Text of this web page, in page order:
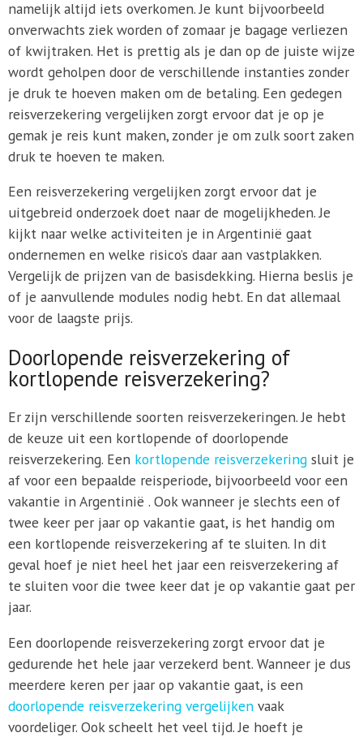
namelijk altijd iets overkomen. Je kunt bijvoorbeeld
onverwachts ziek worden of zomaar je bagage verliezen
of kwijtraken. Het is prettig als je dan op de juiste wijze
wordt geholpen door de verschillende instanties zonder
je druk te hoeven maken om de betaling. Een gedegen
reisverzekering vergelijken zorgt ervoor dat je op je
gemak je reis kunt maken, zonder je om zulk soort zaken
druk te hoeven te maken.
Een reisverzekering vergelijken zorgt ervoor dat je
uitgebreid onderzoek doet naar de mogelijkheden. Je
kijkt naar welke activiteiten je in Argentinië gaat
ondernemen en welke risico’s daar aan vastplakken.
Vergelijk de prijzen van de basisdekking. Hierna beslis je
of je aanvullende modules nodig hebt. En dat allemaal
voor de laagste prijs.
Doorlopende reisverzekering of
kortlopende reisverzekering?
Er zijn verschillende soorten reisverzekeringen. Je hebt
de keuze uit een kortlopende of doorlopende
reisverzekering. Een kortlopende reisverzekeringsluit je
af voor een bepaalde reisperiode, bijvoorbeeld voor een
vakantie in Argentinië . Ook wanneer je slechts een of
twee keer per jaar op vakantie gaat, is het handig om
een kortlopende reisverzekering af te sluiten. In dit
geval hoef je niet heel het jaar een reisverzekering af
te sluiten voor die twee keer dat je op vakantie gaat per
jaar.
Een doorlopende reisverzekering zorgt ervoor dat je
gedurende het hele jaar verzekerd bent. Wanneer je dus
meerdere keren per jaar op vakantie gaat, is een
doorlopende reisverzekering vergelijkenvaak
voordeliger. Ook scheelt het veel tijd. Je hoeft je